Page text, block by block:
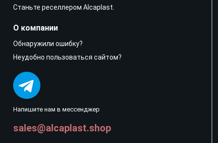
Напишите нам в мессенджер
sales@alcaplast.shop
Станьте реселлером Alcaplast.
О компании
Обнаружили ошибку?
Неудобно пользоваться сайтом?